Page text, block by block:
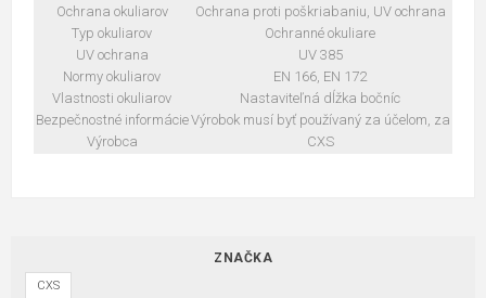
Ochrana okuliarov
Ochrana proti poškriabaniu, UV ochrana
Typ okuliarov
Ochranné okuliare
UV ochrana
UV 385
Normy okuliarov
EN 166, EN 172
Vlastnosti okuliarov
Nastaviteľná dĺžka bočníc
Bezpečnostné informácieVýrobok musí byť používaný za účelom, za
Výrobca
CXS
ZNAČKA
CXS